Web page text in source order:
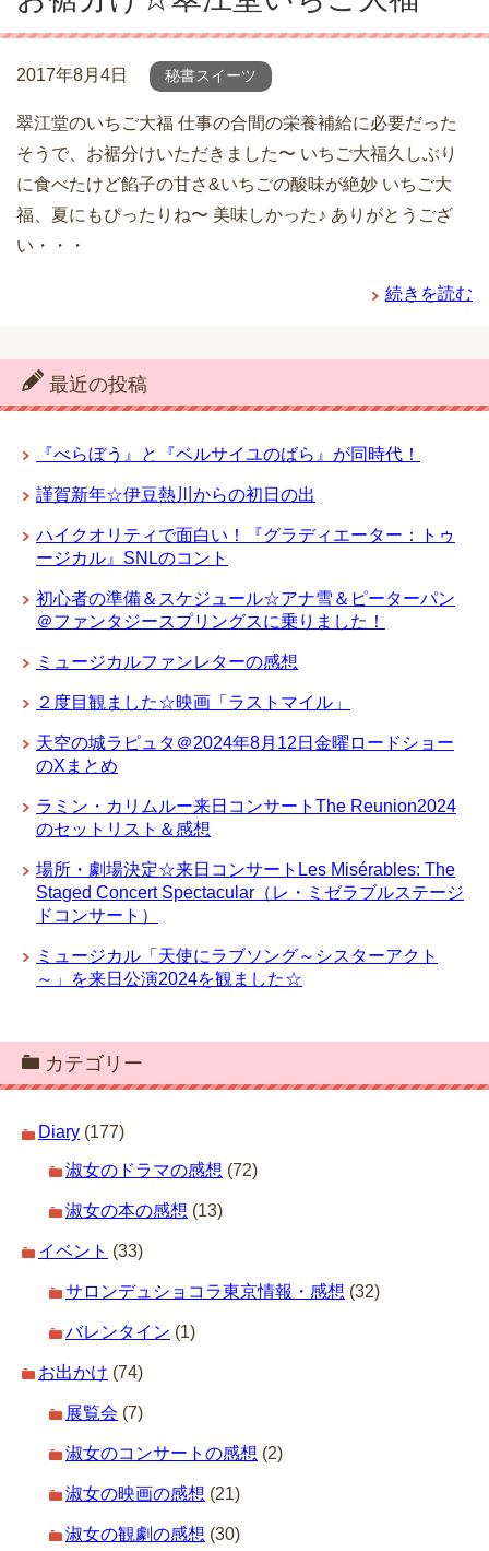
2017年8月4日 秘書スイーツ
翠江堂のいちご大福 仕事の合間の栄養補給に必要だった
そうで、お裾分けいただきました〜 いちご大福久しぶり
に食べたけど餡子の甘さ&いちごの酸味が絶妙 いちご大
福、夏にもぴったりね〜 美味しかった♪ ありがとうござ
い・・・
続きを読む
最近の投稿
『べらぼう』と『ベルサイユのばら』が同時代！
謹賀新年☆伊豆熱川からの初日の出
ハイクオリティで面白い！『グラディエーター：トゥ
ージカル』SNLのコント
初心者の準備＆スケジュール☆アナ雪＆ピーターパン
＠ファンタジースプリングスに乗りました！
ミュージカルファンレターの感想
２度目観ました☆映画「ラストマイル」
天空の城ラピュタ＠2024年8月12日金曜ロードショー
のXまとめ
ラミン・カリムルー来日コンサートThe Reunion2024
のセットリスト＆感想
場所・劇場決定☆来日コンサートLes Misérables: The
Staged Concert Spectacular（レ・ミゼラブルステージ
ドコンサート）
ミュージカル「天使にラブソング～シスターアクト
～」を来日公演2024を観ました☆
カテゴリー
Diary (177)
淑女のドラマの感想 (72)
淑女の本の感想 (13)
イベント (33)
サロンデュショコラ東京情報・感想 (32)
バレンタイン (1)
お出かけ (74)
展覧会 (7)
淑女のコンサートの感想 (2)
淑女の映画の感想 (21)
淑女の観劇の感想 (30)